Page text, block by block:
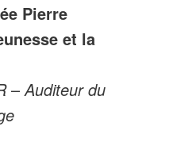
Pierre
et la
–Auditeur du